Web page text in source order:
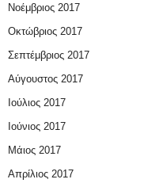
Νοέμβριος 2017
Οκτώβριος 2017
Σεπτέμβριος 2017
Αύγουστος 2017
Ιούλιος 2017
Ιούνιος 2017
Μάιος 2017
Απρίλιος 2017